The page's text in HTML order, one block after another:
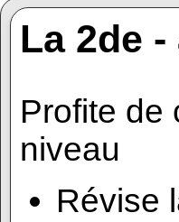
La 2de
Profite de
niveau
Révise